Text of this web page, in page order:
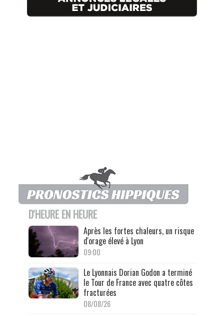
D'HEURE EN HEURE
Après les fortes chaleurs, un risque
d'orage élevé à Lyon
09:00
Le Lyonnais Dorian Godon a terminé
le Tour de France avec quatre côtes
fracturées
08/08/26